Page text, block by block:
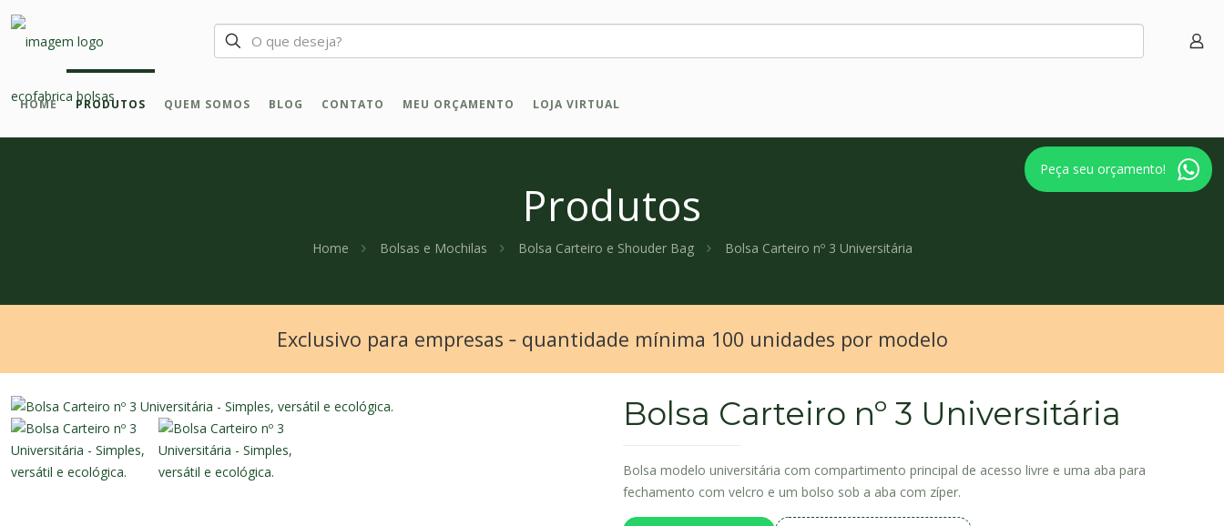
HOME PRODUTOS QUEM SOMOS BLOG CONTATO MEU ORÇAMENTO LOJA VIRTUAL
Produtos
Peça seu orçamento!
Home Bolsas e Mochilas Bolsa Carteiro e Shouder Bag Bolsa Carteiro nº 3 Universitária
Exclusivo para empresas ‐ quantidade mínima 100 unidades por modelo
Bolsa Carteiro nº 3 Universitária
Bolsa modelo universitária com compartimento principal de acesso livre e uma aba para
fechamento com velcro e um bolso sob a aba com zíper.